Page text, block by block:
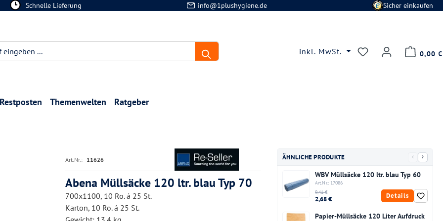
Schnelle Lieferung info@1plushygiene.de Sicher einkaufen
inkl. MwSt. Du hast 0 0,00 €
Restposten Themenwelten Ratgeber
Art.Nr.: 11626
Abena Müllsäcke 120 ltr. blau Typ 70
700x1100, 10 Ro. á 25 St.
Karton, 10 Ro. á 25 St.
ÄHNLICHE PRODUKTE ‹ ›
WBV Müllsäcke 120 ltr. blau Typ 60
Art.Nr.: 17086
9,41 €
2,68 € Details
Papier-Müllsäcke 120 Liter Aufdruck